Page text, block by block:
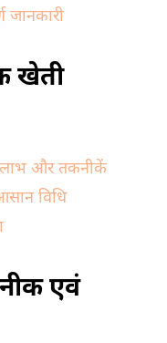
जानकारी
खेती
लाभ और तकनीकें
विधि
एवं